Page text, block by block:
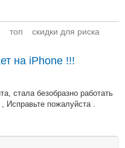
топ скидки для риска
на iPhone !!!
стала безобразно работать
Исправьте пожалуйста .